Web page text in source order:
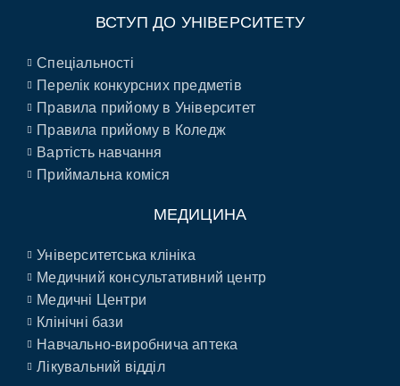
ВСТУП ДО УНІВЕРСИТЕТУ
Спеціальності
Перелік конкурсних предметів
Правила прийому в Університет
Правила прийому в Коледж
Вартість навчання
Приймальна коміся
МЕДИЦИНА
Університетська клініка
Медичний консультативний центр
Медичні Центри
Клінічні бази
Навчально-виробнича аптека
Лікувальний відділ